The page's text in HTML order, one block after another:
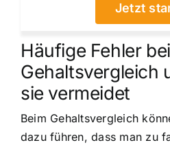
Jetzt
Häufige Fehler
Gehaltsvergleich
sie vermeidet
Beim Gehaltsvergleich
dazu führen, dass man zu